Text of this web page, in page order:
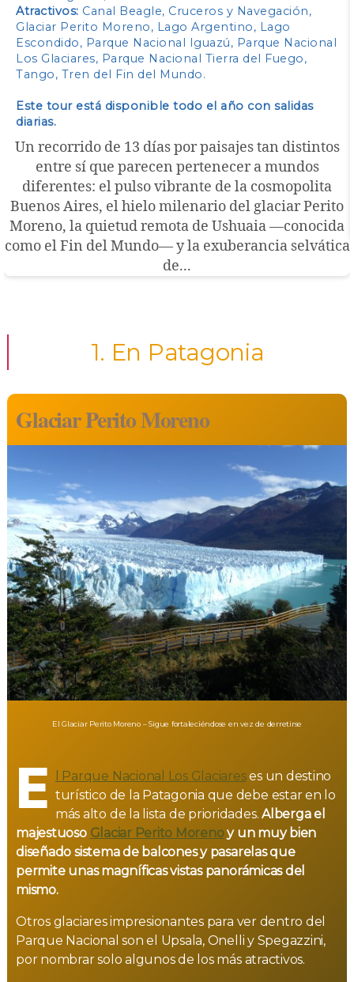
hasta
$ 5.350,00
Atractivos: Canal Beagle, Cruceros y Navegación,
Glaciar Perito Moreno, Lago Argentino, Lago
Escondido, Parque Nacional Iguazú, Parque Nacional
Los Glaciares, Parque Nacional Tierra del Fuego,
Tango, Tren del Fin del Mundo.
Este tour está disponible todo el año con salidas
diarias.
Un recorrido de 13 días por paisajes tan distintos
entre sí que parecen pertenecer a mundos
diferentes: el pulso vibrante de la cosmopolita
Buenos Aires, el hielo milenario del glaciar Perito
Moreno, la quietud remota de Ushuaia —conocida
como el Fin del Mundo— y la exuberancia selvática
de...
1. En Patagonia
Glaciar Perito Moreno
El Glaciar Perito Moreno – Sigue fortaleciéndose en vez de derretirse
E l Parque Nacional Los Glaciareses un destino
turístico de la Patagonia que debe estar en lo
más alto de la lista de prioridades.Alberga el
majestuoso Glaciar Perito Morenoy un muy bien
diseñado sistema de balcones y pasarelas que
permite unas magníficas vistas panorámicas del
mismo.
Otros glaciares impresionantes para ver dentro del
Parque Nacional son el Upsala, Onelli y Spegazzini,
por nombrar solo algunos de los más atractivos.